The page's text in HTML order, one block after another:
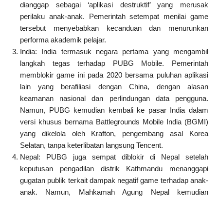
dianggap sebagai ‘aplikasi destruktif’ yang merusak
perilaku anak-anak. Pemerintah setempat menilai game
tersebut menyebabkan kecanduan dan menurunkan
performa akademik pelajar.
India: India termasuk negara pertama yang mengambil
langkah tegas terhadap PUBG Mobile. Pemerintah
memblokir game ini pada 2020 bersama puluhan aplikasi
lain yang berafiliasi dengan China, dengan alasan
keamanan nasional dan perlindungan data pengguna.
Namun, PUBG kemudian kembali ke pasar India dalam
versi khusus bernama Battlegrounds Mobile India (BGMI)
yang dikelola oleh Krafton, pengembang asal Korea
Selatan, tanpa keterlibatan langsung Tencent.
Nepal: PUBG juga sempat diblokir di Nepal setelah
keputusan pengadilan distrik Kathmandu menanggapi
gugatan publik terkait dampak negatif game terhadap anak-
anak. Namun, Mahkamah Agung Nepal kemudian